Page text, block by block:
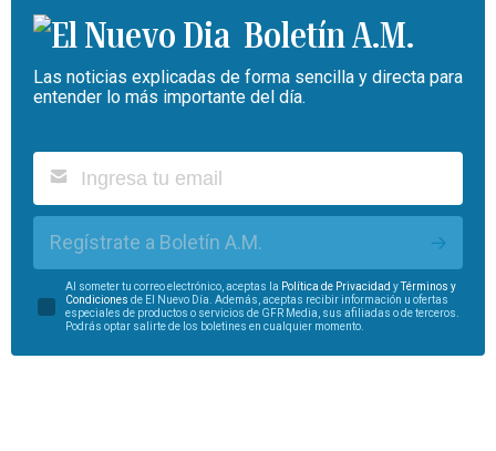
Boletín A.M.
Las noticias explicadas de forma sencilla y directa para
entender lo más importante del día.
Regístrate a Boletín A.M.
Al someter tu correo electrónico, aceptas la Política de Privacidad yTérminos y
Condiciones de El Nuevo Día. Además, aceptas recibir información u ofertas
especiales de productos o servicios de GFR Media, sus afiliadas o de terceros.
Podrás optar salirte de los boletines en cualquier momento.